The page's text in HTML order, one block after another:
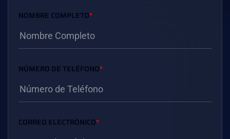
NOMBRE COMPLETO*
NÚMERO DE TELÉFONO*
CORREO ELECTRÓNICO*